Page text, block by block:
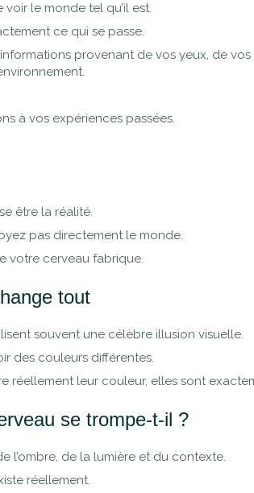
voir le monde tel qu’il est.
ce qui se passe.
provenant de vos yeux, de
à vos expériences passées.
être la réalité.
pas directement le monde.
votre cerveau fabrique.
tout
souvent une célèbre illusion visuelle.
des couleurs différentes.
réellement leur couleur, elles sont
se trompe-t-il ?
l’ombre, de la lumière et du contexte.
réellement.